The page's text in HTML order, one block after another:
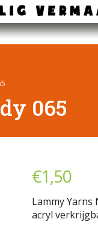
065
€1,50
Lammy Yarns
acryl